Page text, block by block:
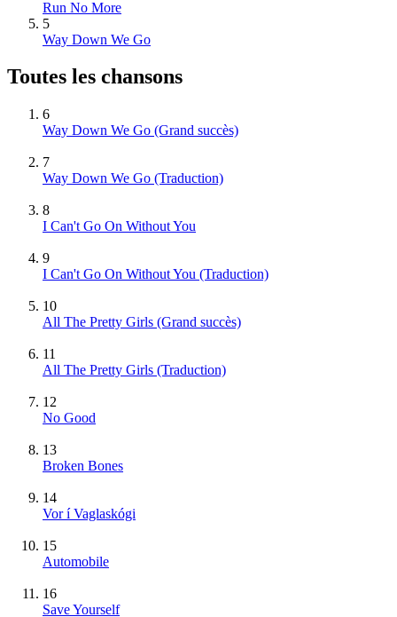
Run No More
5
Way Down We Go
Toutes les chansons
6
Way Down We Go (Grand succès)
7
Way Down We Go (Traduction)
8
I Can't Go On Without You
9
I Can't Go On Without You (Traduction)
10
All The Pretty Girls (Grand succès)
11
All The Pretty Girls (Traduction)
12
No Good
13
Broken Bones
14
Vor í Vaglaskógi
15
Automobile
16
Save Yourself